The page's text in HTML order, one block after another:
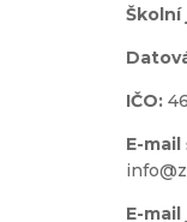
Školní
IČO:
E-mail
E-